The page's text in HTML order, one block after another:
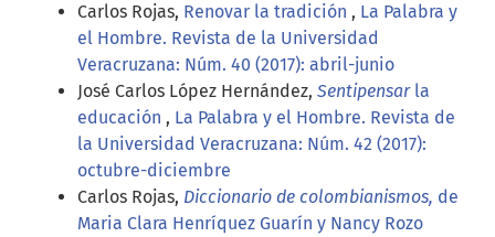
Carlos Rojas, Renovar la tradición , La Palabra y
el Hombre. Revista de la Universidad
Veracruzana: Núm. 40 (2017): abril-junio
José Carlos López Hernández, Sentipensarla
educación , La Palabra y el Hombre. Revista de
la Universidad Veracruzana: Núm. 42 (2017):
octubre-diciembre
Carlos Rojas, Diccionario de colombianismos, de
Maria Clara Henríquez Guarín y Nancy Rozo